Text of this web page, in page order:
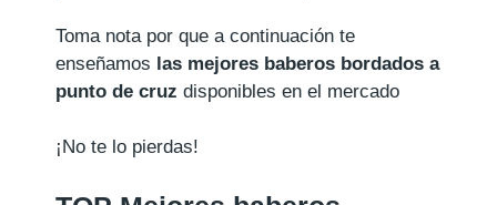
Toma nota por que a continuación te
enseñamos las mejores baberos bordados a
punto de cruz disponibles en el mercado
¡No te lo pierdas!